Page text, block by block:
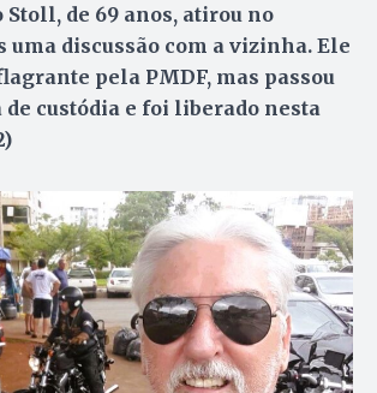
Stoll, de 69 anos, atirou no
uma discussão com a vizinha. Ele
pela PMDF, mas passou
custódia e foi liberado nesta